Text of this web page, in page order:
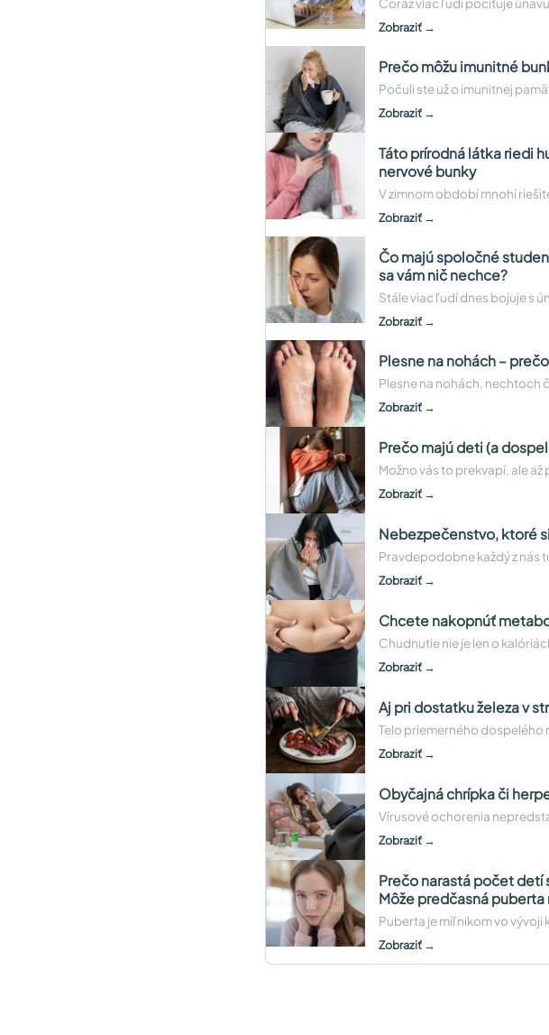
Čoraz viac ľudí pociťuje
Zobraziť →
Prečo môžu imunitné
Počuli ste už o imunitnej
Zobraziť →
Táto prírodná látka riedi
nervové bunky
V zimnom období mnohí
Zobraziť →
Čo majú spoločné
sa vám nič nechce?
Stále viac ľudí dnes bojuje s
Zobraziť →
Plesne na nohách –
Plesne na nohách, nechtoch
Zobraziť →
Prečo majú deti (a
Možno vás to prekvapí, ale
Zobraziť →
Nebezpečenstvo, ktoré
Pravdepodobne každý z nás
Zobraziť →
Chcete nakopnúť
Chudnutie nie je len o
Zobraziť →
Aj pri dostatku železa v
Telo priemerného dospelého
Zobraziť →
Obyčajná chrípka či
Vírusové ochorenia
Zobraziť →
Prečo narastá počet detí
Môže predčasná
Puberta je míľnikom vo vývoji
Zobraziť →